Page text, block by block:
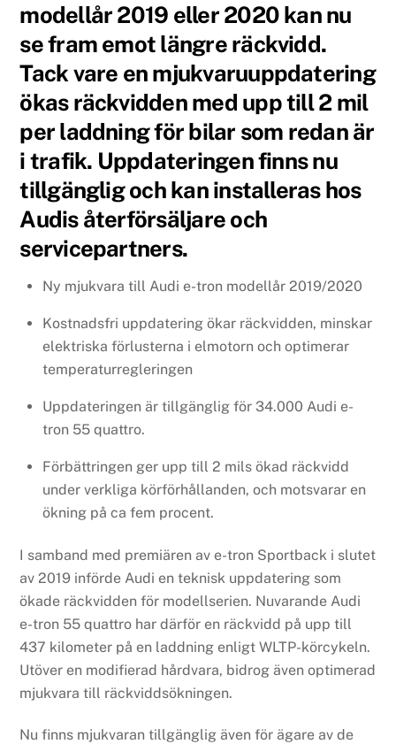
modellår 2019 eller 2020 kan nu
se fram emot längre räckvidd.
Tack vare en mjukvaruuppdatering
ökas räckvidden med upp till 2 mil
per laddning för bilar som redan är
i trafik. Uppdateringen finns nu
tillgänglig och kan installeras hos
Audis återförsäljare och
servicepartners.
Ny mjukvara till Audi e-tron modellår 2019/2020
Kostnadsfri uppdatering ökar räckvidden, minskar
elektriska förlusterna i elmotorn och optimerar
temperaturregleringen
Uppdateringen är tillgänglig för 34.000 Audi e-
tron 55 quattro.
Förbättringen ger upp till 2 mils ökad räckvidd
under verkliga körförhållanden, och motsvarar en
ökning på ca fem procent.
I samband med premiären av e-tron Sportback i slutet
av 2019 införde Audi en teknisk uppdatering som
ökade räckvidden för modellserien. Nuvarande Audi
e-tron 55 quattro har därför en räckvidd på upp till
437 kilometer på en laddning enligt WLTP-körcykeln.
Utöver en modifierad hårdvara, bidrog även optimerad
mjukvara till räckviddsökningen.
Nu finns mjukvaran tillgänglig även för ägare av de